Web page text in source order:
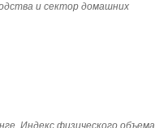
и сектор домашних
Индекс физического объема